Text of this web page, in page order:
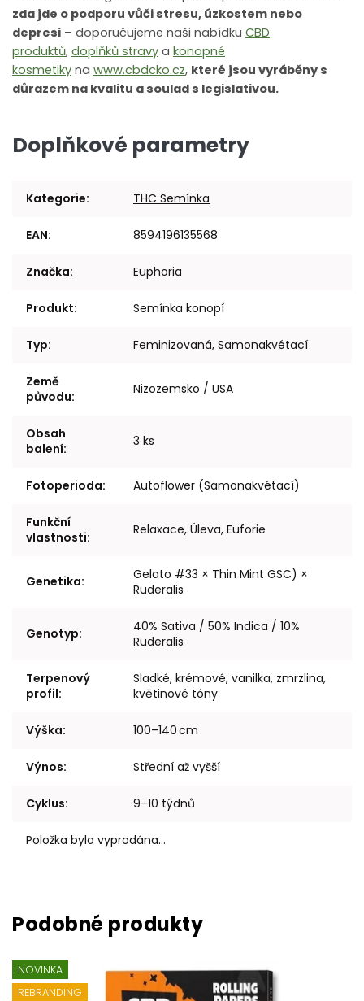
zda jde o podporu vůči stresu, úzkostem nebo
depresi – doporučujeme naši nabídku CBD
produktů, doplňků stravy a konopné
kosmetiky na www.cbdcko.cz, které jsou vyráběny s
důrazem na kvalitu a soulad s legislativou.
Doplňkové parametry
Kategorie: THC Semínka
EAN: 8594196135568
Značka: Euphoria
Produkt: Semínka konopí
Typ: Feminizovaná, Samonakvétací
Země
původu: Nizozemsko / USA
Obsah
balení: 3 ks
Fotoperioda: Autoflower (Samonakvétací)
Funkční
vlastnosti: Relaxace, Úleva, Euforie
Genetika:
Gelato #33 × Thin Mint GSC) ×
Ruderalis
Genotyp:
40% Sativa / 50% Indica / 10%
Ruderalis
Terpenový
profil:
Sladké, krémové, vanilka, zmrzlina,
květinové tóny
Výška: 100–140 cm
Výnos: Střední až vyšší
Cyklus: 9–10 týdnů
Položka byla vyprodána…
NOVINKA
REBRANDING